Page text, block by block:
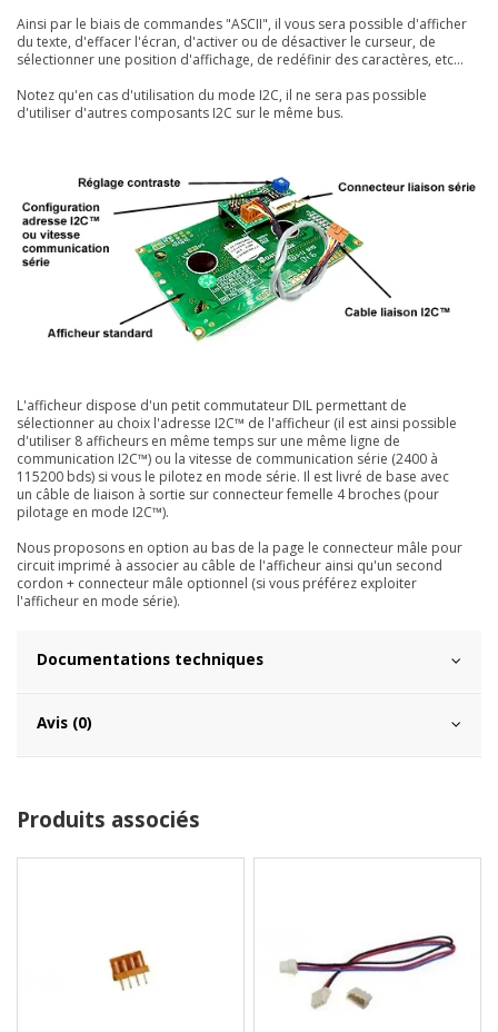
Ainsi par le biais de commandes "ASCII", il vous sera possible d'afficher
du texte, d'effacer l'écran, d'activer ou de désactiver le curseur, de
sélectionner une position d'affichage, de redéfinir des caractères, etc...
Notez qu'en cas d'utilisation du mode I2C, il ne sera pas possible
d'utiliser d'autres composants I2C sur le même bus.
L'afficheur dispose d'un petit commutateur DIL permettant de
sélectionner au choix l'adresse I2C™ de l'afficheur (il est ainsi possible
d'utiliser 8 afficheurs en même temps sur une même ligne de
communication I2C™) ou la vitesse de communication série (2400 à
115200 bds) si vous le pilotez en mode série. Il est livré de base avec
un câble de liaison à sortie sur connecteur femelle 4 broches (pour
pilotage en mode I2C™).
Nous proposons en option au bas de la page le connecteur mâle pour
circuit imprimé à associer au câble de l'afficheur ainsi qu'un second
cordon + connecteur mâle optionnel (si vous préférez exploiter
l'afficheur en mode série).
Documentations techniques
Avis (0)
Produits associés